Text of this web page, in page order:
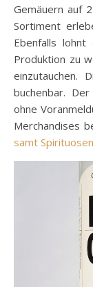
Gemäuern auf
Sortiment
Ebenfalls
Produktion zu
einzutauchen.
buchenbar.
ohne
Merchandises
samt